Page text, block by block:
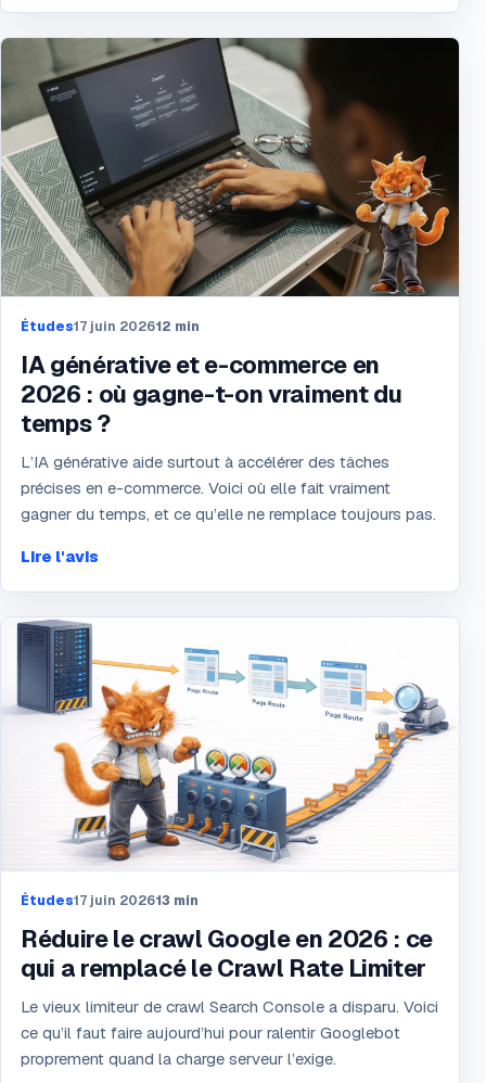
Études17 juin 202612 min
IA générative et e-commerce en
2026 : où gagne-t-on vraiment du
temps ?
L’IA générative aide surtout à accélérer des tâches
précises en e-commerce. Voici où elle fait vraiment
gagner du temps, et ce qu’elle ne remplace toujours pas.
Lire l'avis
Études17 juin 202613 min
Réduire le crawl Google en 2026 : ce
qui a remplacé le Crawl Rate Limiter
Le vieux limiteur de crawl Search Console a disparu. Voici
ce qu’il faut faire aujourd’hui pour ralentir Googlebot
proprement quand la charge serveur l’exige.